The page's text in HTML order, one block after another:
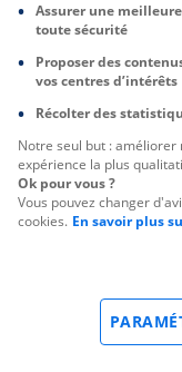
Assurer une
toute sécurité
Proposer des
vos centres d’intérêts
Récolter des
Notre seul but : améliorer
expérience la plus
Ok pour vous ?
Vous pouvez changer
cookies. En savoir plus